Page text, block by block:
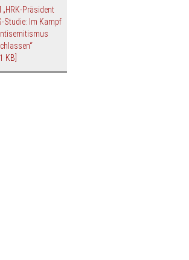
„HRK-Präsident
Studie: Im Kampf
KB]